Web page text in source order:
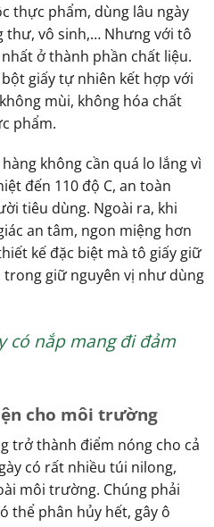
thực phẩm, dùng lâu ngày
thư, vô sinh,… Nhưng với tô
ở thành phần chất liệu.
giấy tự nhiên kết hợp với
mùi, không hóa chất
phẩm.
không cần quá lo lắng vì
đến 110 độ C, an toàn
tiêu dùng. Ngoài ra, khi
an tâm, ngon miệng hơn
kế đặc biệt mà tô giấy giữ
giữ nguyên vị như dùng
có nắp mang đi đảm
cho môi trường
trở thành điểm nóng cho cả
có rất nhiều túi nilong,
môi trường. Chúng phải
thể phân hủy hết, gây ô